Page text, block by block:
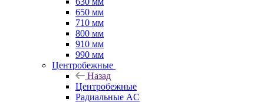
650 мм
710 мм
800 мм
910 мм
990 мм
Центробежные
Назад
Центробежные
Радиальные AC